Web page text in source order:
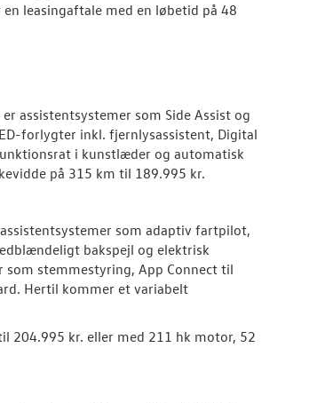
leasingaftale med en løbetid på 48
assistentsystemer som Side Assist og
forlygter inkl. fjernlysassistent, Digital
i kunstlæder og automatisk
på 315 km til 189.995 kr.
som adaptiv fartpilot,
bakspejl og elektrisk
stemmestyring, App Connect til
Hertil kommer et variabelt
204.995 kr. eller med 211 hk motor, 52